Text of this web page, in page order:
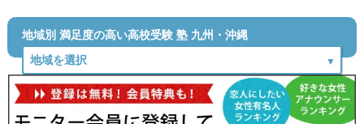
地域別 満足度の高い高校受験 塾 九州・沖縄